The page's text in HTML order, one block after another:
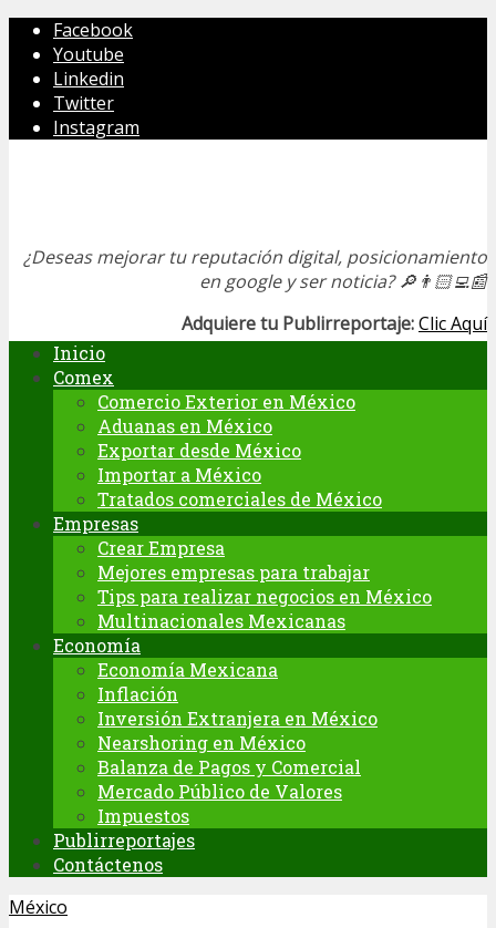
Facebook
Youtube
Linkedin
Twitter
Instagram
¿Deseas mejorar tu reputación digital, posicionamiento
en google y ser noticia?🔎👨🏻‍💻📰
Adquiere tu Publirreportaje:Clic Aquí
Inicio
Comex
Comercio Exterior en México
Aduanas en México
Exportar desde México
Importar a México
Tratados comerciales de México
Empresas
Crear Empresa
Mejores empresas para trabajar
Tips para realizar negocios en México
Multinacionales Mexicanas
Economía
Economía Mexicana
Inflación
Inversión Extranjera en México
Nearshoring en México
Balanza de Pagos y Comercial
Mercado Público de Valores
Impuestos
Publirreportajes
Contáctenos
México